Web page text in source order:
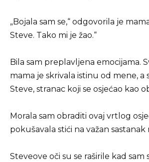
„Bojala sam se,“ odgovorila je
Steve. Tako mi je žao.“
Bila sam preplavljena emocijama.
mama je skrivala istinu od mene, a
Steve, stranac koji se osjećao kao
Morala sam obraditi ovaj vrtlog
pokušavala stići na važan sastanak
Steveove oči su se raširile kad sam